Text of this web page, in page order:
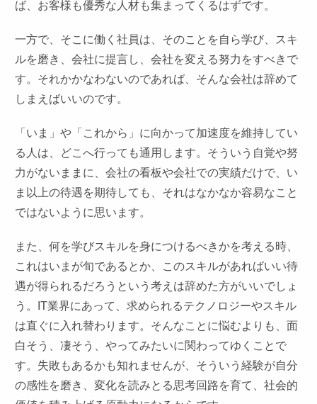
ば、お客様も優秀な人材も集まってくるはずです。
一方で、そこに働く社員は、そのことを自ら学び、スキ
ルを磨き、会社に提言し、会社を変える努力をすべきで
す。それかかなわないのであれば、そんな会社は辞めて
しまえばいいのです。
「いま」や「これから」に向かって加速度を維持してい
る人は、どこへ行っても通用します。そういう自覚や努
力がないままに、会社の看板や会社での実績だけで、い
ま以上の待遇を期待しても、それはなかなか容易なこと
ではないように思います。
また、何を学びスキルを身につけるべきかを考える時、
これはいまが旬であるとか、このスキルがあればいい待
遇が得られるだろうという考えは辞めた方がいいでしょ
う。IT業界にあって、求められるテクノロジーやスキル
は直ぐに入れ替わります。そんなことに悩むよりも、面
白そう、凄そう、やってみたいに関わってゆくことで
す。失敗もあるかも知れませんが、そういう経験が自分
の感性を磨き、変化を読みとる思考回路を育て、社会的